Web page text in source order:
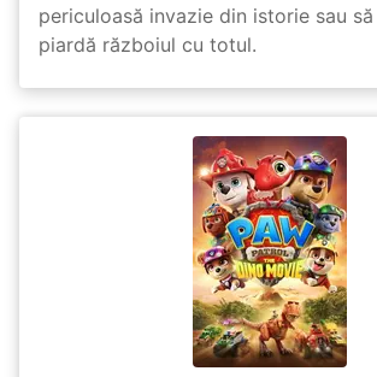
periculoasă invazie din istorie sau
piardă războiul cu totul.